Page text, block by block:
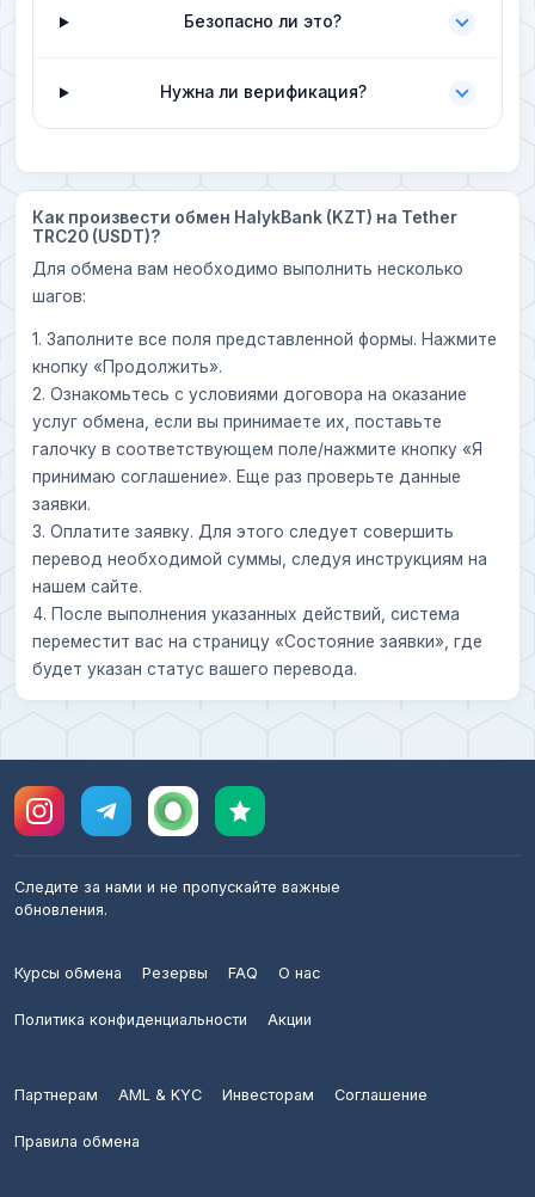
Безопасно ли это?
Нужна ли верификация?
Как произвести обмен HalykBank (KZT) на Tether
TRC20 (USDT)?
Для обмена вам необходимо выполнить несколько
шагов:
1. Заполните все поля представленной формы. Нажмите
кнопку «Продолжить».
2. Ознакомьтесь с условиями договора на оказание
услуг обмена, если вы принимаете их, поставьте
галочку в соответствующем поле/нажмите кнопку «Я
принимаю соглашение». Еще раз проверьте данные
заявки.
3. Оплатите заявку. Для этого следует совершить
перевод необходимой суммы, следуя инструкциям на
нашем сайте.
4. После выполнения указанных действий, система
переместит вас на страницу «Состояние заявки», где
будет указан статус вашего перевода.
Следите за нами и не пропускайте важные
обновления.
Курсы обмена Резервы FAQ О нас
Политика конфиденциальности Акции
Партнерам AML & KYC Инвесторам Соглашение
Правила обмена